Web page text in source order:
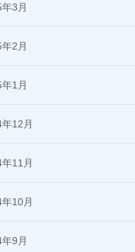
3月
2月
1月
12月
11月
10月
9月